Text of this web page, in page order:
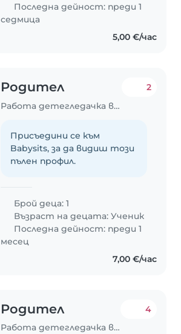
Последна дейност: преди 1
седмица
5,00 €/час
Родител
Работа детегледачка в Варна
2
Присъедини се към
Babysits, за да видиш този
пълен профил.
Брой деца: 1
Възраст на децата:Ученик
Последна дейност: преди 1
месец
7,00 €/час
Родител
Работа детегледачка в София
4